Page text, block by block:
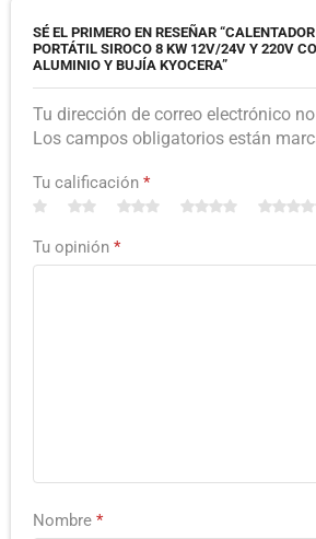
SÉ EL PRIMERO EN RESEÑAR
PORTÁTIL SIROCO 8 KW 12V/24V Y 220V
ALUMINIO Y BUJÍA KYOCERA”
Tu dirección de correo electrónico
Los campos obligatorios están
Tu calificación *
Tu opinión *
Nombre *